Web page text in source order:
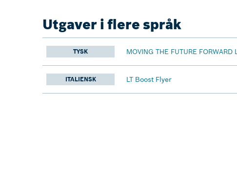
Utgaver i flere språk
TYSK MOVING THE FUTURE
ITALIENSK LT Boost Flyer